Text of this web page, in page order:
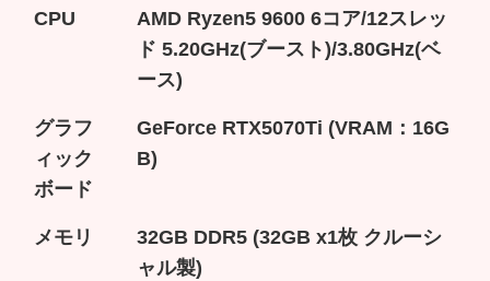
CPU
AMD Ryzen5 9600 6コア/12スレッ
ド 5.20GHz(ブースト)/3.80GHz(ベ
ース)
グラフ
ィック
ボード
GeForce RTX5070Ti (VRAM：16G
B)
メモリ
32GB DDR5 (32GB x1枚 クルーシ
ャル製)